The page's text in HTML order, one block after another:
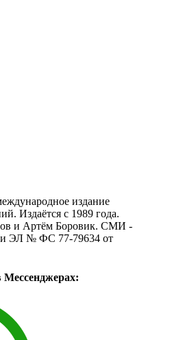
издание
Издаётся с 1989 года.
и Артём Боровик. CМИ -
ЭЛ № ФС 77-79634 от